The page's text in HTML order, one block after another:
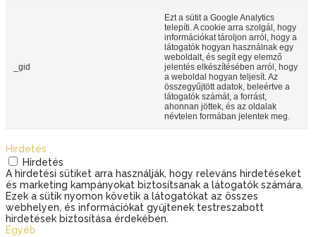
_gid
Ezt a sütit a Google Analytics
telepíti. A cookie arra szolgál, hogy
információkat tároljon arról, hogy a
látogatók hogyan használnak egy
weboldalt, és segít egy elemző
jelentés elkészítésében arról, hogy
a weboldal hogyan teljesít. Az
összegyűjtött adatok, beleértve a
látogatók számát, a forrást,
ahonnan jöttek, és az oldalak
névtelen formában jelentek meg.
Hirdetés
Hirdetés
A hirdetési sütiket arra használják, hogy releváns hirdetéseket
és marketing kampányokat biztosítsanak a látogatók számára.
Ezek a sütik nyomon követik a látogatókat az összes
webhelyen, és információkat gyűjtenek testreszabott
hirdetések biztosítása érdekében.
Egyéb